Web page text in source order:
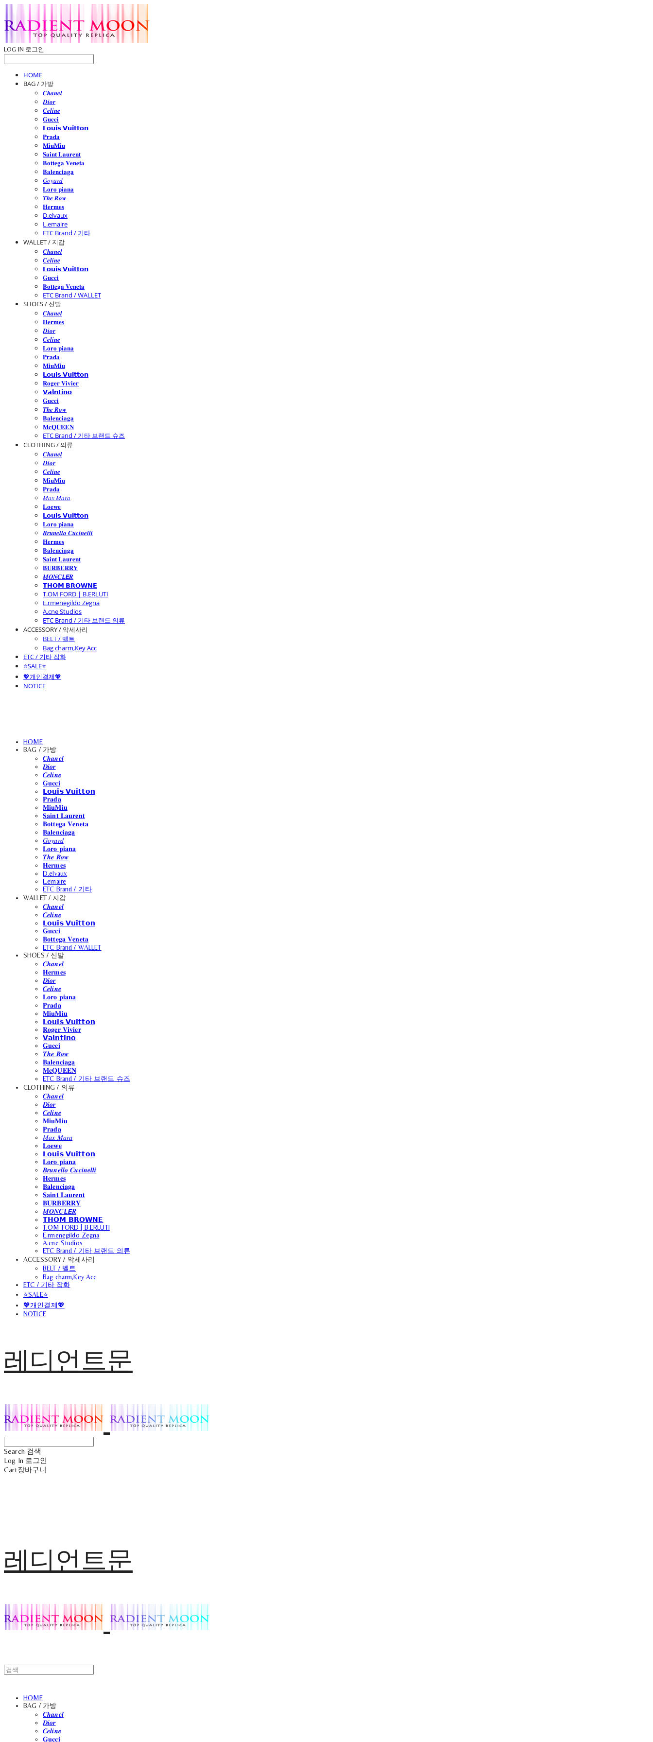
LOG IN 로그인
HOME
BAG / 가방
𝑪𝒉𝒂𝒏𝒆𝒍
𝑫𝒊𝒐𝒓
𝑪𝒆𝒍𝒊𝒏𝒆
𝐆𝐮𝐜𝐜𝐢
𝗟𝗼𝘂𝗶𝘀 𝗩𝘂𝗶𝘁𝘁𝗼𝗻
𝐏𝐫𝐚𝐝𝐚
𝐌𝐢𝐮𝐌𝐢𝐮
𝐒𝐚𝐢𝐧𝐭 𝐋𝐚𝐮𝐫𝐞𝐧𝐭
𝐁𝐨𝐭𝐭𝐞𝐠𝐚 𝐕𝐞𝐧𝐞𝐭𝐚
𝐁𝐚𝐥𝐞𝐧𝐜𝐢𝐚𝐠𝐚
𝐺𝑜𝑦𝑎𝑟𝑑
𝐋𝐨𝐫𝐨 𝐩𝐢𝐚𝐧𝐚
𝑻𝒉𝒆 𝑹𝒐𝒘
𝐇𝐞𝐫𝐦𝐞𝐬
D.elvaux
L.emaire
ETC Brand / 기타
WALLET / 지갑
𝑪𝒉𝒂𝒏𝒆𝒍
𝑪𝒆𝒍𝒊𝒏𝒆
𝗟𝗼𝘂𝗶𝘀 𝗩𝘂𝗶𝘁𝘁𝗼𝗻
𝐆𝐮𝐜𝐜𝐢
𝐁𝐨𝐭𝐭𝐞𝐠𝐚 𝐕𝐞𝐧𝐞𝐭𝐚
ETC Brand / WALLET
SHOES / 신발
𝑪𝒉𝒂𝒏𝒆𝒍
𝐇𝐞𝐫𝐦𝐞𝐬
𝑫𝒊𝒐𝒓
𝑪𝒆𝒍𝒊𝒏𝒆
𝐋𝐨𝐫𝐨 𝐩𝐢𝐚𝐧𝐚
𝐏𝐫𝐚𝐝𝐚
𝐌𝐢𝐮𝐌𝐢𝐮
𝗟𝗼𝘂𝗶𝘀 𝗩𝘂𝗶𝘁𝘁𝗼𝗻
𝐑𝐨𝐠𝐞𝐫 𝐕𝐢𝐯𝐢𝐞𝐫
𝗩𝗮𝗹𝗻𝘁𝗶𝗻𝗼
𝐆𝐮𝐜𝐜𝐢
𝑻𝒉𝒆 𝑹𝒐𝒘
𝐁𝐚𝐥𝐞𝐧𝐜𝐢𝐚𝐠𝐚
𝐌𝐜𝐐𝐔𝐄𝐄𝐍
ETC Brand / 기타 브랜드 슈즈
CLOTHING / 의류
𝑪𝒉𝒂𝒏𝒆𝒍
𝑫𝒊𝒐𝒓
𝑪𝒆𝒍𝒊𝒏𝒆
𝐌𝐢𝐮𝐌𝐢𝐮
𝐏𝐫𝐚𝐝𝐚
𝑀𝑎𝑥 𝑀𝑎𝑟𝑎
𝐋𝐨𝐞𝐰𝐞
𝗟𝗼𝘂𝗶𝘀 𝗩𝘂𝗶𝘁𝘁𝗼𝗻
𝐋𝐨𝐫𝐨 𝐩𝐢𝐚𝐧𝐚
𝑩𝒓𝒖𝒏𝒆𝒍𝒍𝒐 𝑪𝒖𝒄𝒊𝒏𝒆𝒍𝒍𝒊
𝐇𝐞𝐫𝐦𝐞𝐬
𝐁𝐚𝐥𝐞𝐧𝐜𝐢𝐚𝐠𝐚
𝐒𝐚𝐢𝐧𝐭 𝐋𝐚𝐮𝐫𝐞𝐧𝐭
𝐁𝐔𝐑𝐁𝐄𝐑𝐑𝐘
𝑴𝑶𝑵𝑪𝙇𝙀𝑹
𝗧𝗛𝗢𝗠 𝗕𝗥𝗢𝗪𝗡𝗘
T.OM FORD | B.ERLUTI
E.rmenegildo Zegna
A.cne Studios
ETC Brand / 기타 브랜드 의류
ACCESSORY / 악세사리
BELT / 벨트
Bag charm,Key Acc
ETC / 기타 잡화
⭐SALE⭐
💖개인결제💖
NOTICE
HOME
BAG / 가방
𝑪𝒉𝒂𝒏𝒆𝒍
𝑫𝒊𝒐𝒓
𝑪𝒆𝒍𝒊𝒏𝒆
𝐆𝐮𝐜𝐜𝐢
𝗟𝗼𝘂𝗶𝘀 𝗩𝘂𝗶𝘁𝘁𝗼𝗻
𝐏𝐫𝐚𝐝𝐚
𝐌𝐢𝐮𝐌𝐢𝐮
𝐒𝐚𝐢𝐧𝐭 𝐋𝐚𝐮𝐫𝐞𝐧𝐭
𝐁𝐨𝐭𝐭𝐞𝐠𝐚 𝐕𝐞𝐧𝐞𝐭𝐚
𝐁𝐚𝐥𝐞𝐧𝐜𝐢𝐚𝐠𝐚
𝐺𝑜𝑦𝑎𝑟𝑑
𝐋𝐨𝐫𝐨 𝐩𝐢𝐚𝐧𝐚
𝑻𝒉𝒆 𝑹𝒐𝒘
𝐇𝐞𝐫𝐦𝐞𝐬
D.elvaux
L.emaire
ETC Brand / 기타
WALLET / 지갑
𝑪𝒉𝒂𝒏𝒆𝒍
𝑪𝒆𝒍𝒊𝒏𝒆
𝗟𝗼𝘂𝗶𝘀 𝗩𝘂𝗶𝘁𝘁𝗼𝗻
𝐆𝐮𝐜𝐜𝐢
𝐁𝐨𝐭𝐭𝐞𝐠𝐚 𝐕𝐞𝐧𝐞𝐭𝐚
ETC Brand / WALLET
SHOES / 신발
𝑪𝒉𝒂𝒏𝒆𝒍
𝐇𝐞𝐫𝐦𝐞𝐬
𝑫𝒊𝒐𝒓
𝑪𝒆𝒍𝒊𝒏𝒆
𝐋𝐨𝐫𝐨 𝐩𝐢𝐚𝐧𝐚
𝐏𝐫𝐚𝐝𝐚
𝐌𝐢𝐮𝐌𝐢𝐮
𝗟𝗼𝘂𝗶𝘀 𝗩𝘂𝗶𝘁𝘁𝗼𝗻
𝐑𝐨𝐠𝐞𝐫 𝐕𝐢𝐯𝐢𝐞𝐫
𝗩𝗮𝗹𝗻𝘁𝗶𝗻𝗼
𝐆𝐮𝐜𝐜𝐢
𝑻𝒉𝒆 𝑹𝒐𝒘
𝐁𝐚𝐥𝐞𝐧𝐜𝐢𝐚𝐠𝐚
𝐌𝐜𝐐𝐔𝐄𝐄𝐍
ETC Brand / 기타 브랜드 슈즈
CLOTHING / 의류
𝑪𝒉𝒂𝒏𝒆𝒍
𝑫𝒊𝒐𝒓
𝑪𝒆𝒍𝒊𝒏𝒆
𝐌𝐢𝐮𝐌𝐢𝐮
𝐏𝐫𝐚𝐝𝐚
𝑀𝑎𝑥 𝑀𝑎𝑟𝑎
𝐋𝐨𝐞𝐰𝐞
𝗟𝗼𝘂𝗶𝘀 𝗩𝘂𝗶𝘁𝘁𝗼𝗻
𝐋𝐨𝐫𝐨 𝐩𝐢𝐚𝐧𝐚
𝑩𝒓𝒖𝒏𝒆𝒍𝒍𝒐 𝑪𝒖𝒄𝒊𝒏𝒆𝒍𝒍𝒊
𝐇𝐞𝐫𝐦𝐞𝐬
𝐁𝐚𝐥𝐞𝐧𝐜𝐢𝐚𝐠𝐚
𝐒𝐚𝐢𝐧𝐭 𝐋𝐚𝐮𝐫𝐞𝐧𝐭
𝐁𝐔𝐑𝐁𝐄𝐑𝐑𝐘
𝑴𝑶𝑵𝑪𝙇𝙀𝑹
𝗧𝗛𝗢𝗠 𝗕𝗥𝗢𝗪𝗡𝗘
T.OM FORD | B.ERLUTI
E.rmenegildo Zegna
A.cne Studios
ETC Brand / 기타 브랜드 의류
ACCESSORY / 악세사리
BELT / 벨트
Bag charm,Key Acc
ETC / 기타 잡화
⭐SALE⭐
💖개인결제💖
NOTICE
레디언트문
Search 검색
Log In 로그인
Cart장바구니
레디언트문
HOME
BAG / 가방
𝑪𝒉𝒂𝒏𝒆𝒍
𝑫𝒊𝒐𝒓
𝑪𝒆𝒍𝒊𝒏𝒆
𝐆𝐮𝐜𝐜𝐢